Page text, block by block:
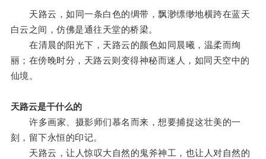
天路云，如同一条白色的绸带，飘渺缥缈地横跨在蓝天
白云之间，仿佛是通往天堂的桥梁。
在清晨的阳光下，天路云的颜色如同晨曦，温柔而绚
丽；在傍晚时分，天路云则变得神秘而迷人，如同天空中的
仙境。
天路云是干什么的
许多画家、摄影师们慕名而来，想要捕捉这壮美的一
刻，留下永恒的印记。
天路云，让人惊叹大自然的鬼斧神工，也让人对自然的